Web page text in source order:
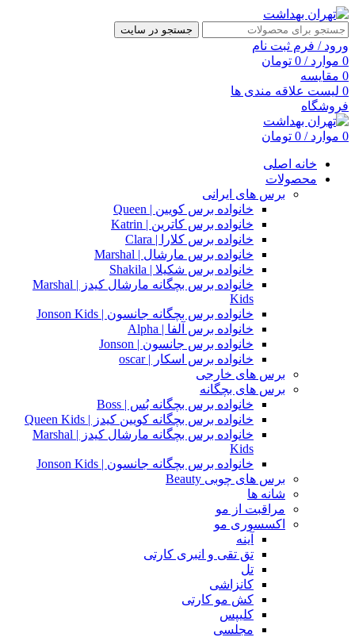
جستجو در سایت
ورود / فرم ثبت نام
0 موارد /
0 تومان
0 مقایسه
0 لیست علاقه مندی ها
فروشگاه
0 موارد /
0 تومان
خانه اصلی
محصولات
برس های ایرانی
خانواده برس کویین | Queen
خانواده برس کاترین | Katrin
خانواده برس کلارا | Clara
خانواده برس مارشال | Marshal
خانواده برس شکیلا | Shakila
خانواده برس بچگانه مارشال کیدز | Marshal
Kids
خانواده برس بچگانه جانسون | Jonson Kids
خانواده برس آلفا | Alpha
خانواده برس جانسون | Jonson
خانواده برس اسکار | oscar
برس های خارجی
برس های بچگانه
خانواده برس بچگانه بُس | Boss
خانواده برس بچگانه کویین کیدز | Queen Kids
خانواده برس بچگانه مارشال کیدز | Marshal
Kids
خانواده برس بچگانه جانسون | Jonson Kids
برس های چوبی Beauty
شانه ها
مراقبت از مو
اکسسوری مو
آینه
تق تقی و انبری کارتی
تل
کانزاشی
کش مو کارتی
کلیپس
مجلسی